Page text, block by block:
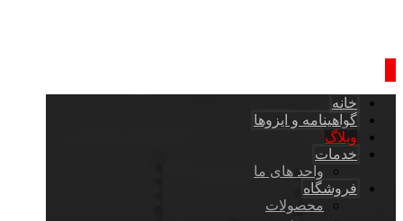
خانه
گواهینامه و ایزوها
وبلاگ
خدمات
واحد های ما
فروشگاه
محصولات